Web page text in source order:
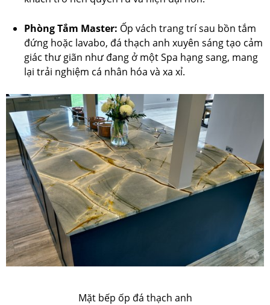
Phòng Tắm Master: Ốp vách trang trí sau bồn tắm
đứng hoặc lavabo, đá thạch anh xuyên sáng tạo cảm
giác thư giãn như đang ở một Spa hạng sang, mang
lại trải nghiệm cá nhân hóa và xa xỉ.
Mặt bếp ốp đá thạch anh